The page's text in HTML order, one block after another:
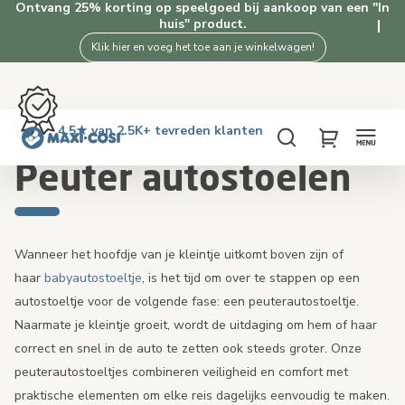
Ontvang 25% korting op speelgoed bij aankoop van een "In
huis" product.
Klik hier en voeg het toe aan je winkelwagen!
4.5★ van 2.5K+ tevreden klanten
Gratis retourneren binnen 100 dagen
ZoekenMy Cart
Home Autostoelen Peuter autostoelen
Peuter autostoelen
Wanneer het hoofdje van je kleintje uitkomt boven zijn of
haar babyautostoeltje, is het tijd om over te stappen op een
autostoeltje voor de volgende fase: een peuterautostoeltje.
Naarmate je kleintje groeit, wordt de uitdaging om hem of haar
correct en snel in de auto te zetten ook steeds groter. Onze
peuterautostoeltjes combineren veiligheid en comfort met
praktische elementen om elke reis dagelijks eenvoudig te maken.